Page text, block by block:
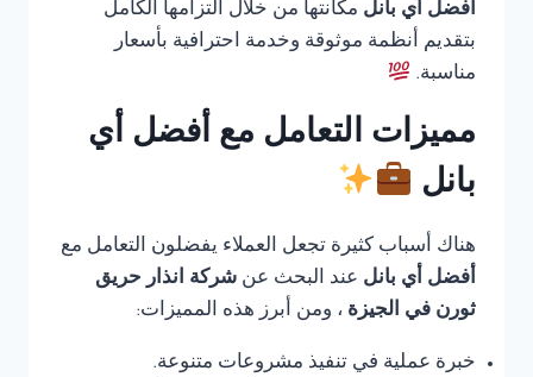
أفضل أي بانل مكانتها من خلال التزامها الكامل
بتقديم أنظمة موثوقة وخدمة احترافية بأسعار
مناسبة.
مميزات التعامل مع أفضل أي
بانل
هناك أسباب كثيرة تجعل العملاء يفضلون التعامل مع
أفضل أي بانل عند البحث عن شركة انذار حريق
ثورن في الجيزة ، ومن أبرز هذه المميزات:
خبرة عملية في تنفيذ مشروعات متنوعة.